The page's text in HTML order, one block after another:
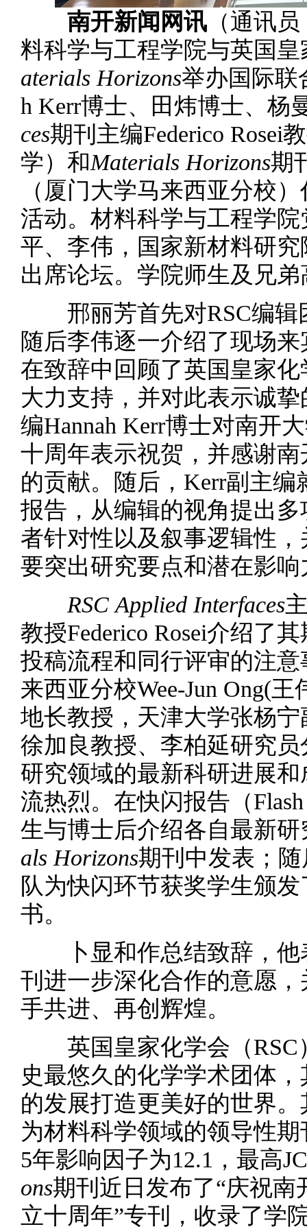
南开新闻网讯 （通讯
料科学与工程学院与英国
aterials Horizons举办国际联
h Kerr博士、田炜博士、杨
ces期刊主编Federico Rosei
学）和Materials Horizons期
（厦门大学马来西亚分校
活动。材料科学与工程学
平、李伟，国家新材料研
出席论坛。学院师生及兄
邢丽芳首先对RSC编辑
随后李伟逐一介绍了现场
在致辞中回顾了英国皇家
大力支持，并对此表示诚
编Hannah Kerr博士对南开
十周年表示祝贺，并感谢
的贡献。随后，Kerr副主
报告，从编辑的视角提出
者针对性以及叙事逻辑性
要突出研究要点和潜在影
RSC Applied Interfaces
教授Federico Rosei介绍了
投稿流程和同行评审的注
来西亚分校Wee-Jun Ong(
地长教授，天津大学张杨
徐加良教授、李柏延研究
研究领域的最新科研进展
流热烈。在快闪报告（
生与博士后介绍各自最新
als Horizons期刊中发表；
队为快闪环节获奖学生颁发
书。
卜显和作总结致辞，他
刊进一步深化合作的意愿
手共进、再创辉煌。
英国皇家化学会（RSC
史最悠久的化学学术团体
的发展打造更美好的世界
为材料科学领域的领导性
5年影响因子为12.1，最高
ons期刊近日发布了“庆祝
立十周年”专刊，收录了学